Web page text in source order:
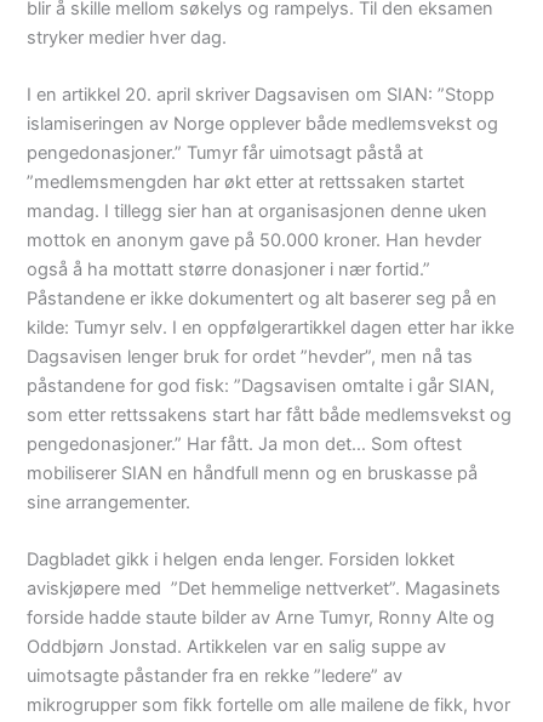
blir å skille mellom søkelys og rampelys. Til den eksamen
stryker medier hver dag.
I en artikkel 20. april skriver Dagsavisen om SIAN: ”Stopp
islamiseringen av Norge opplever både medlemsvekst og
pengedonasjoner.” Tumyr får uimotsagt påstå at
”medlemsmengden har økt etter at rettssaken startet
mandag. I tillegg sier han at organisasjonen denne uken
mottok en anonym gave på 50.000 kroner. Han hevder
også å ha mottatt større donasjoner i nær fortid.”
Påstandene er ikke dokumentert og alt baserer seg på en
kilde: Tumyr selv. I en oppfølgerartikkel dagen etter har ikke
Dagsavisen lenger bruk for ordet ”hevder”, men nå tas
påstandene for god fisk: ”Dagsavisen omtalte i går SIAN,
som etter rettssakens start har fått både medlemsvekst og
pengedonasjoner.” Har fått. Ja mon det… Som oftest
mobiliserer SIAN en håndfull menn og en bruskasse på
sine arrangementer.
Dagbladet gikk i helgen enda lenger. Forsiden lokket
aviskjøpere med ”Det hemmelige nettverket”. Magasinets
forside hadde staute bilder av Arne Tumyr, Ronny Alte og
Oddbjørn Jonstad. Artikkelen var en salig suppe av
uimotsagte påstander fra en rekke ”ledere” av
mikrogrupper som fikk fortelle om alle mailene de fikk, hvor